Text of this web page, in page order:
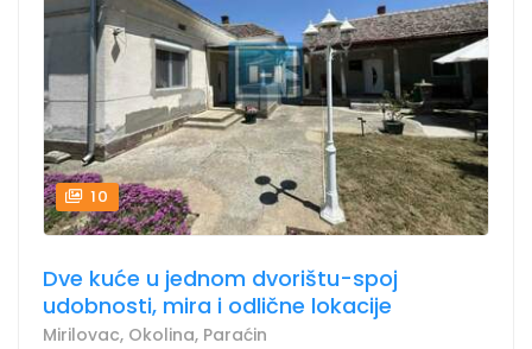
10
Dve kuće u jednom dvorištu-spoj
udobnosti, mira i odlične lokacije
Mirilovac, Okolina, Paraćin